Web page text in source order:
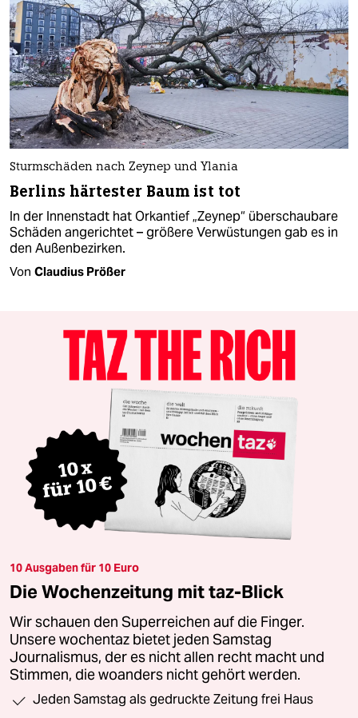
Sturmschäden nach Zeynep und Ylania
Berlins härtester Baum ist tot
In der Innenstadt hat Orkantief „Zeynep“ überschaubare
Schäden angerichtet – größere Verwüstungen gab es in
den Außenbezirken.
Von Claudius Prößer
10 Ausgaben für 10 Euro
Die Wochenzeitung mit taz-Blick
Wir schauen den Superreichen auf die Finger.
Unsere wochentaz bietet jeden Samstag
Journalismus, der es nicht allen recht macht und
Stimmen, die woanders nicht gehört werden.
Jeden Samstag als gedruckte Zeitung frei Haus